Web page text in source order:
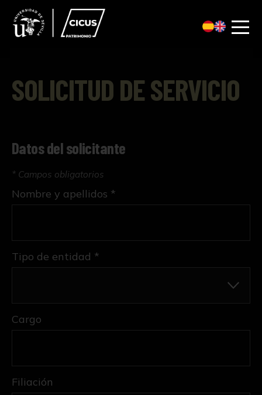
SOLICITUD DE SERVICIO
Datos del solicitante
* Campos obligatorios
Tipo de entidad *
Nombre y apellidos *
Cargo
Filiación